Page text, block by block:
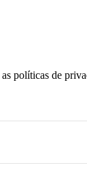
políticas de